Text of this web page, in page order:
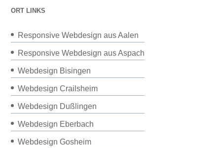
ORT LINKS
Responsive Webdesign aus Aalen
Responsive Webdesign aus Aspach
Webdesign Bisingen
Webdesign Crailsheim
Webdesign Dußlingen
Webdesign Eberbach
Webdesign Gosheim